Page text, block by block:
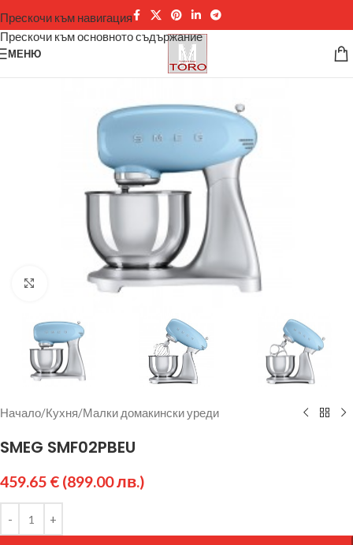
Прескочи към навигация
Прескочи към основното съдържание
МЕНЮ
Щракнете за уголемяване
Начало/Кухня/Малки домакински уреди
SMEG SMF02PBEU
459.65 € (899.00 лв.)